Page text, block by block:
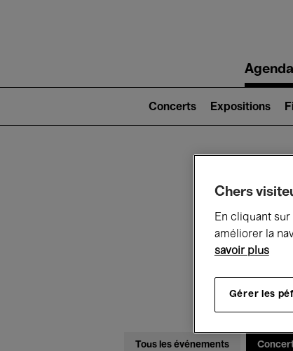
navigationAgenda
2)
Concerts Expositions
Ce
Tous les événements
Chers
En cliquant
améliorer la
savoir plus
Gérer les